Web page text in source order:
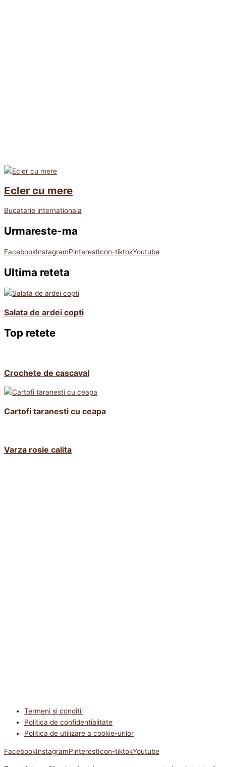
Ecler cu mere
Bucatarie internationala
Urmareste-ma
FacebookInstagramPinterestIcon-tiktokYoutube
Ultima reteta
Salata de ardei copti
Top retete
Crochete de cascaval
Cartofi taranesti cu ceapa
Varza rosie calita
Termeni si conditii
Politica de confidentialitate
Politica de utilizare a cookie-urilor
FacebookInstagramPinterestIcon-tiktokYoutube